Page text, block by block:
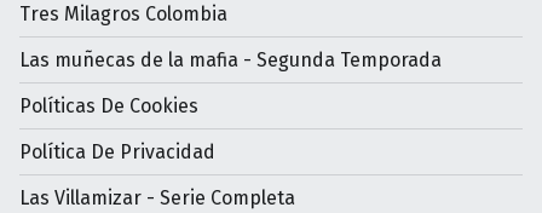
Tres Milagros Colombia
Las muñecas de la mafia - Segunda Temporada
Políticas De Cookies
Política De Privacidad
Las Villamizar - Serie Completa